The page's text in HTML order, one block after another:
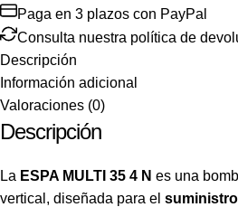
Paga en 3 plazos con PayPal
Consulta nuestra política de
Descripción
Información adicional
Valoraciones (0)
Descripción
La ESPA MULTI 35 4 N es una
vertical, diseñada para el